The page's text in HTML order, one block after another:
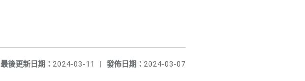
發佈日期： 2024-03-07
最後更新日期： 2024-03-11 |